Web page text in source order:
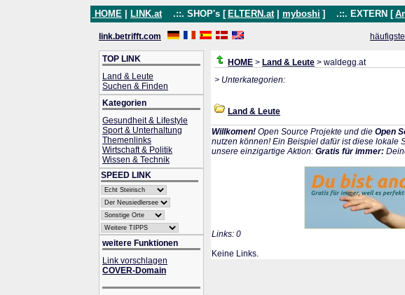
HOME LINK.at .::. SHOP's [ ELTERN.at myboshi ] .::. EXTERN [
link.betrifft.com
TOP LINK
Land & Leute
Suchen & Finden
Kategorien
Gesundheit & Lifestyle
Sport & Unterhaltung
Themenlinks
Wirtschaft & Politik
Wissen & Technik
SPEED LINK
weitere Funktionen
Link vorschlagen
COVER-Domain
HOME > Land & Leute > waldegg.at
> Unterkategorien:
Land & Leute
Willkomen! Open Source Projekte und die Open
nutzen können! Ein Beispiel dafür ist diese lokale
unsere einzigartige Aktion: Gratis für immer:
Links: 0
Keine Links.